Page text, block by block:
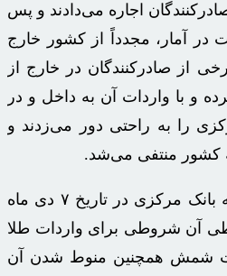
اجاره می‌دادند و پس
در آمار، مجدداً از کشور خارج
از صادرکنندگان در خارج از
و با واردات آن به داخل و در
را به راحتی دور می‌زدند و
کشور منتفی می‌شد.
بر همین اساس هم بود که بانک مرکزی در تاریخ ۷ دی ماه
که طی آن شروطی برای واردات طلا
شمش همچنین منوط شدن آن